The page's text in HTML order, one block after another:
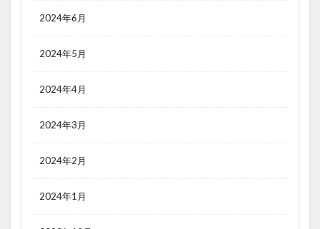
2024年6月
2024年5月
2024年4月
2024年3月
2024年2月
2024年1月